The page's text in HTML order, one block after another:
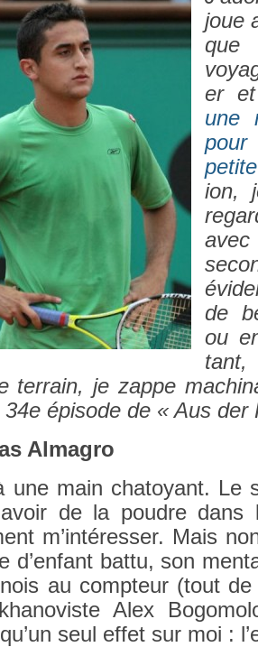
joue
er
une
pour
ion,
de
ou
tant,
ter­rain, je zappe
34e épisode de « Aus der
Al­mag­ro
une main chatoyant. Le
de la poud­re dans
m’intéress­er. Mais
d’en­fant battu, son
au com­pteur (tout
Alex
seul effet sur moi :